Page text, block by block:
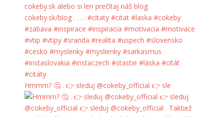
Hmmm? 🤔 . 👉 sleduj @cokeby_official 👉 sle